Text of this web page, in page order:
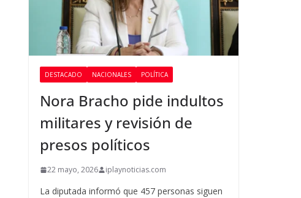
DESTACADO NACIONALES POLÍTICA
Nora Bracho pide indultos
militares y revisión de
presos políticos
22 mayo, 2026 iplaynoticias.com
La diputada informó que 457 personas siguen